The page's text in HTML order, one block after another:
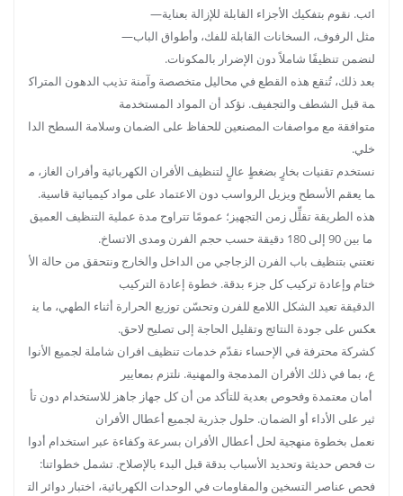
ائب. نقوم بتفكيك الأجزاء القابلة للإزالة بعناية—
مثل الرفوف، السخانات القابلة للفك، وأطواق الباب—
لنضمن تنظيفًا شاملاً دون الإضرار بالمكونات.
بعد ذلك، تُنقع هذه القطع في محاليل متخصصة وآمنة تذيب الدهون المتراك
مة قبل الشطف والتجفيف. نؤكد أن المواد المستخدمة
متوافقة مع مواصفات المصنعين للحفاظ على الضمان وسلامة السطح الدا
خلي.
نستخدم تقنيات بخارٍ بضغطٍ عالٍ لتنظيف الأفران الكهربائية وأفران الغاز، م
ما يعقم الأسطح ويزيل الرواسب دون الاعتماد على مواد كيميائية قاسية.
هذه الطريقة تقلِّل زمن التجهيز؛ عمومًا تتراوح مدة عملية التنظيف العميق
ما بين 90 إلى 180 دقيقة حسب حجم الفرن ومدى الاتساخ.
نعتني بتنظيف باب الفرن الزجاجي من الداخل والخارج ونتحقق من حالة الأ
ختام وإعادة تركيب كل جزء بدقة. خطوة إعادة التركيب
الدقيقة تعيد الشكل اللامع للفرن وتحسّن توزيع الحرارة أثناء الطهي، ما ين
عكس على جودة النتائج وتقليل الحاجة إلى تصليح لاحق.
كشركة محترفة في الإحساء نقدّم خدمات تنظيف افران شاملة لجميع الأنوا
ع، بما في ذلك الأفران المدمجة والمهنية. نلتزم بمعايير
أمان معتمدة وفحوص بعدية للتأكد من أن كل جهاز جاهز للاستخدام دون تأ
ثير على الأداء أو الضمان. حلول جذرية لجميع أعطال الأفران
نعمل بخطوة منهجية لحل أعطال الأفران بسرعة وكفاءة عبر استخدام أدوا
ت فحص حديثة وتحديد الأسباب بدقة قبل البدء بالإصلاح. تشمل خطواتنا:
فحص عناصر التسخين والمقاومات في الوحدات الكهربائية، اختبار دوائر الت